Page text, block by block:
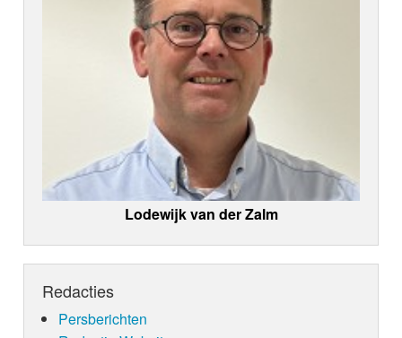
Lodewijk van der Zalm
Redacties
Persberichten